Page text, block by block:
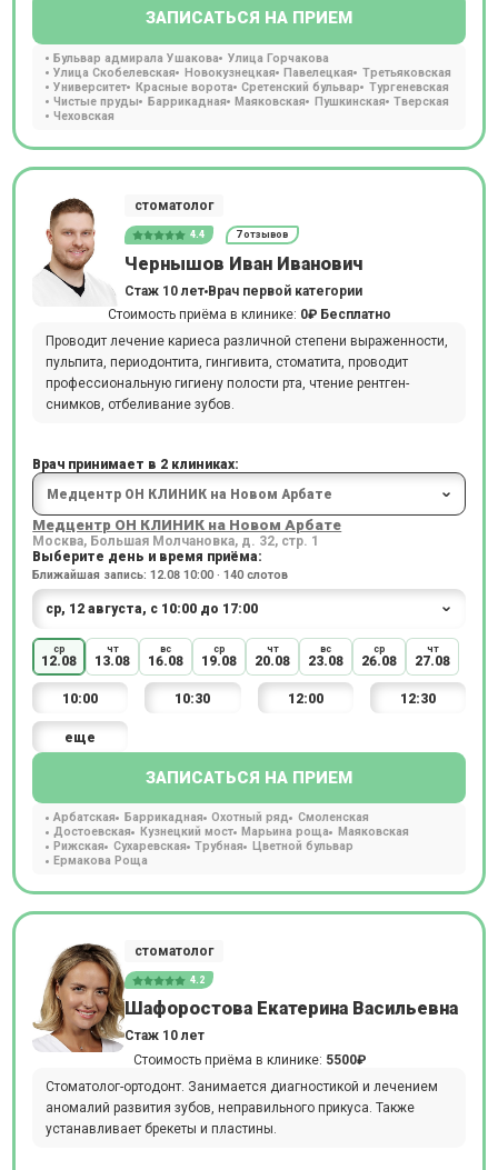
ЗАПИСАТЬСЯ НА ПРИЕМ
Бульвар адмирала Ушакова
Улица Горчакова
Улица Скобелевская
Новокузнецкая Павелецкая
Третьяковская
Университет
Красные ворота Сретенский бульвар
Тургеневская
Чистые пруды
Баррикадная Маяковская Пушкинская
Тверская
Чеховская
стоматолог
4.4 7 отзывов
Чернышов Иван Иванович
Стаж 10 лет Врач первой категории
Стоимость приёма в клинике: 0₽ Бесплатно
Проводит лечение кариеса различной степени выраженности,
пульпита, периодонтита, гингивита, стоматита, проводит
профессиональную гигиену полости рта, чтение рентген-
снимков, отбеливание зубов.
Врач принимает в 2 клиниках:
Медцентр ОН КЛИНИК на Новом Арбате
Москва, Большая Молчановка, д. 32, стр. 1
Выберите день и время приёма:
Ближайшая запись: 12.08 10:00 · 140 слотов
ср
12.08
чт
13.08
вс
16.08
ср
19.08
чт
20.08
вс
23.08
ср
26.08
чт
27.08
10:00 10:30 12:00 12:30
еще
ЗАПИСАТЬСЯ НА ПРИЕМ
Арбатская Баррикадная Охотный ряд
Смоленская
Достоевская
Кузнецкий мост Марьина роща
Маяковская
Рижская
Сухаревская Трубная
Цветной бульвар
Ермакова Роща
стоматолог
4.2
Шафоростова Екатерина Васильевна
Стаж 10 лет
Стоимость приёма в клинике: 5500₽
Стоматолог-ортодонт. Занимается диагностикой и лечением
аномалий развития зубов, неправильного прикуса. Также
устанавливает брекеты и пластины.